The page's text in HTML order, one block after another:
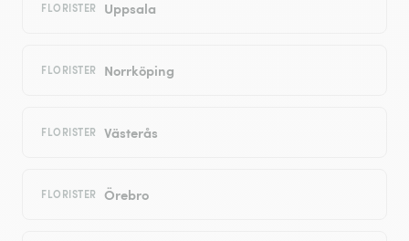
FLORISTER Uppsala
FLORISTER Norrköping
FLORISTER Västerås
FLORISTER Örebro